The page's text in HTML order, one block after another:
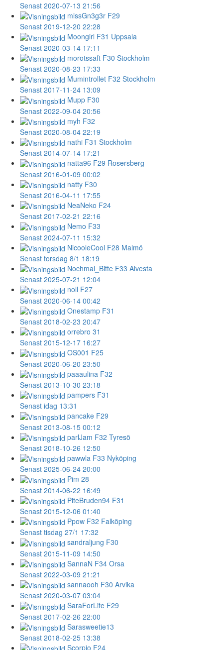
Senast 2020-07-13 21:56
missGn3g3r F29
Senast 2019-12-20 22:28
Moongirl F31 Uppsala
Senast 2020-03-14 17:11
morotssaft F30 Stockholm
Senast 2020-08-23 17:33
Mumintrollet F32 Stockholm
Senast 2017-11-24 13:09
Mupp F30
Senast 2022-09-04 20:56
myh F32
Senast 2020-08-04 22:19
nathi F31 Stockholm
Senast 2014-07-14 17:21
natta96 F29 Rosersberg
Senast 2016-01-09 00:02
natty F30
Senast 2016-04-11 17:55
NeaNeko F24
Senast 2017-02-21 22:16
Nemo F33
Senast 2024-07-11 15:32
NicooleCool F28 Malmö
Senast torsdag 8/1 18:19
Nochmal_Bitte F33 Alvesta
Senast 2025-07-21 12:04
noll F27
Senast 2020-06-14 00:42
Onestamp F31
Senast 2018-02-23 20:47
orrebro 31
Senast 2015-12-17 16:27
OS001 F25
Senast 2020-06-20 23:50
paaaulina F32
Senast 2013-10-30 23:18
pampers F31
Senast idag 13:31
pancake F29
Senast 2013-08-15 00:12
parlJam F32 Tyresö
Senast 2018-10-26 12:50
pawwla F33 Nyköping
Senast 2025-06-24 20:00
Pim 28
Senast 2014-06-22 16:49
PiteBruden94 F31
Senast 2015-12-06 01:40
Ppow F32 Falköping
Senast tisdag 27/1 17:32
sandraljung F30
Senast 2015-11-09 14:50
SannaN F34 Orsa
Senast 2022-03-09 21:21
sannaooh F30 Arvika
Senast 2020-03-07 03:04
SaraForLife F29
Senast 2017-02-26 22:00
Sarasweetie13
Senast 2018-02-25 13:38
Scorpio F24